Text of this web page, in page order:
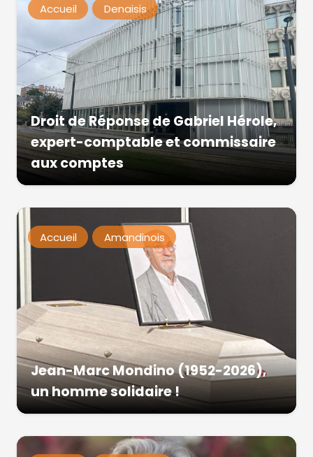
Accueil Denaisis
Droit de Réponse de Gabriel Hérole,
expert-comptable et commissaire
aux comptes
Accueil Amandinois
Jean-Marc Mondino (1952-2026),
un homme solidaire !